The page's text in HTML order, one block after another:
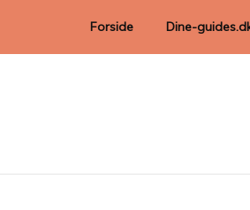
Forside Dine-